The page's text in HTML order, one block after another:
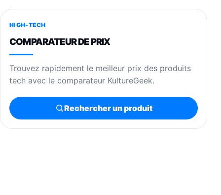
HIGH-TECH
COMPARATEUR DE PRIX
Trouvez rapidement le meilleur prix des produits
tech avec le comparateur KultureGeek.
Rechercher un produit